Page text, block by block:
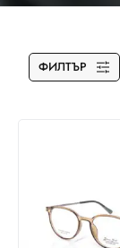
ФИЛТЪР